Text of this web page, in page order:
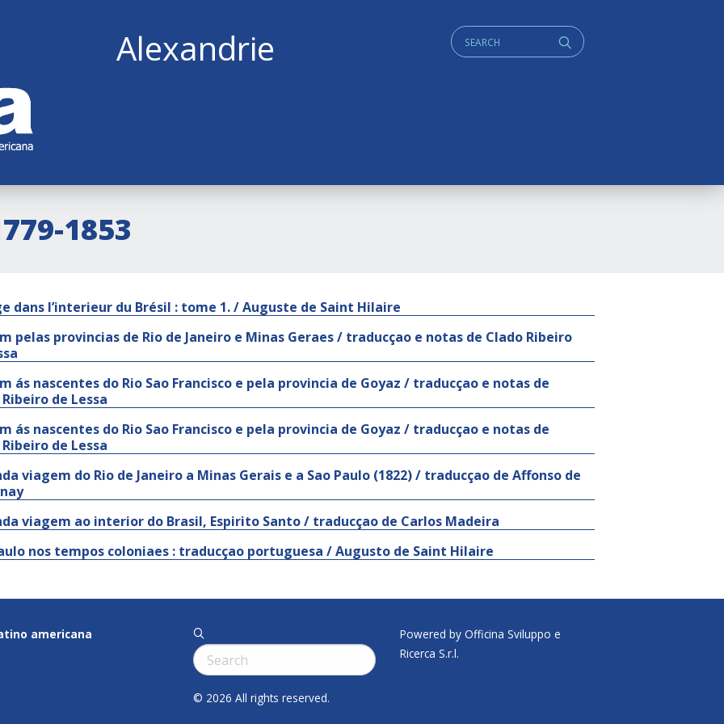
Alexandrie q
Cerca:
1853
dans l’interieur du Brésil : tome 1. / Auguste de Saint Hilaire
pelas provincias de Rio de Janeiro e Minas Geraes / traducçao e notas de Clado Ribeiro
ás nascentes do Rio Sao Francisco e pela provincia de Goyaz / traducçao e notas de
de Lessa
ás nascentes do Rio Sao Francisco e pela provincia de Goyaz / traducçao e notas de
de Lessa
viagem do Rio de Janeiro a Minas Gerais e a Sao Paulo (1822) / traducçao de Affonso de
viagem ao interior do Brasil, Espirito Santo / traducçao de Carlos Madeira
nos tempos coloniaes : traducçao portuguesa / Augusto de Saint Hilaire
americana
q
Cerca:
© 2026 All rights reserved.
Powered by Officina Sviluppo e
Ricerca S.r.l.